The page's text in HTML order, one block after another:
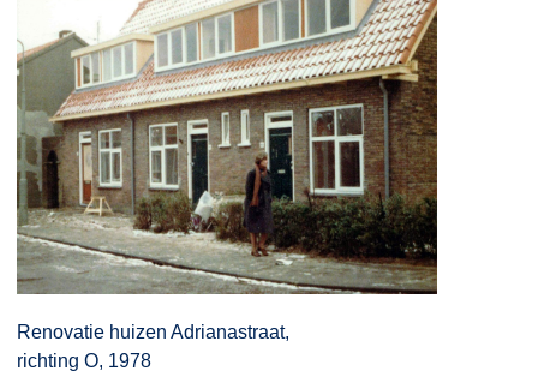
Renovatie huizen Adrianastraat,
richting O, 1978